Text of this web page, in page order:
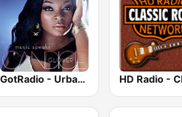
GotRadio - Urban Lounge